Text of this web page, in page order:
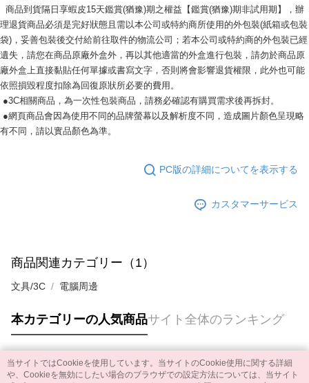
商品到貨隔日享蝦皮15天鑑賞(猶豫)期之權益【鑑賞(猶豫)期非試用期】，辦
理退貨商品必須是完好狀態且需以本公司或特約商所使用的外包裝(紙箱或包裝
袋)，妥善包裝後交付給前往取件的物流公司；若本公司或特約商的外包裝已經
遺失，請您在商品原廠外盒外，再以其他適當的外盒進行包裝，請勿於商品原
廠外盒上直接黏貼任何單據或書寫文字，否則將會影響退貨權限，此外也可能
依照損毀程度扣除為回復原狀所必要的費用。
●3C相關商品，為一次性包裝商品，請務必確認有購買需求後再拆封。
●網頁商品會因為使用不同的品牌螢幕以及解析度不同，造成圖片顏色呈現略
有不同，請以實品顏色為準。
PC版の詳細についてを表示する
カスタマーサービス
商品関連カテゴリー（1）
文具/3C 電腦周邊
本カテゴリーの人気商品サイト全体のランキング
人気タグ
当サイトではCookieを使用しています。当サイトのCookie使用に関する詳細
や、Cookieを無効にしたい場合のブラウザでの設定方法については、当サイト